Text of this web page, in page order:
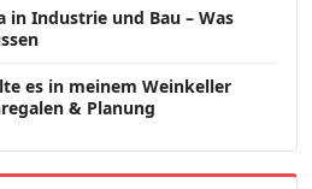
in Industrie und Bau – Was
es in meinem Weinkeller
& Planung